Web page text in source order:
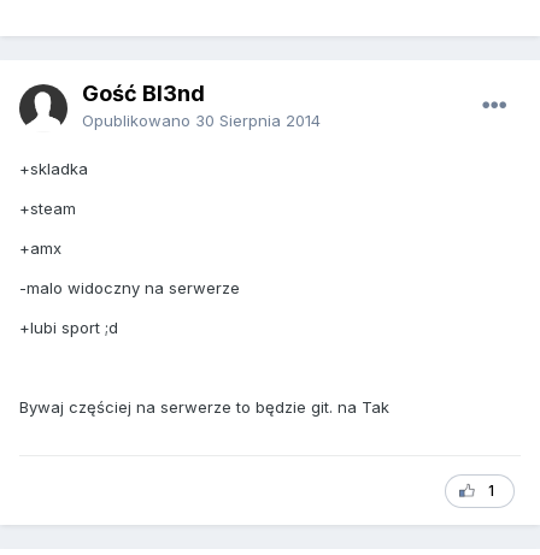
Gość Bl3nd
Opublikowano 30 Sierpnia 2014
+skladka
+steam
+amx
-malo widoczny na serwerze
+lubi sport ;d
Bywaj częściej na serwerze to będzie git. na Tak
1